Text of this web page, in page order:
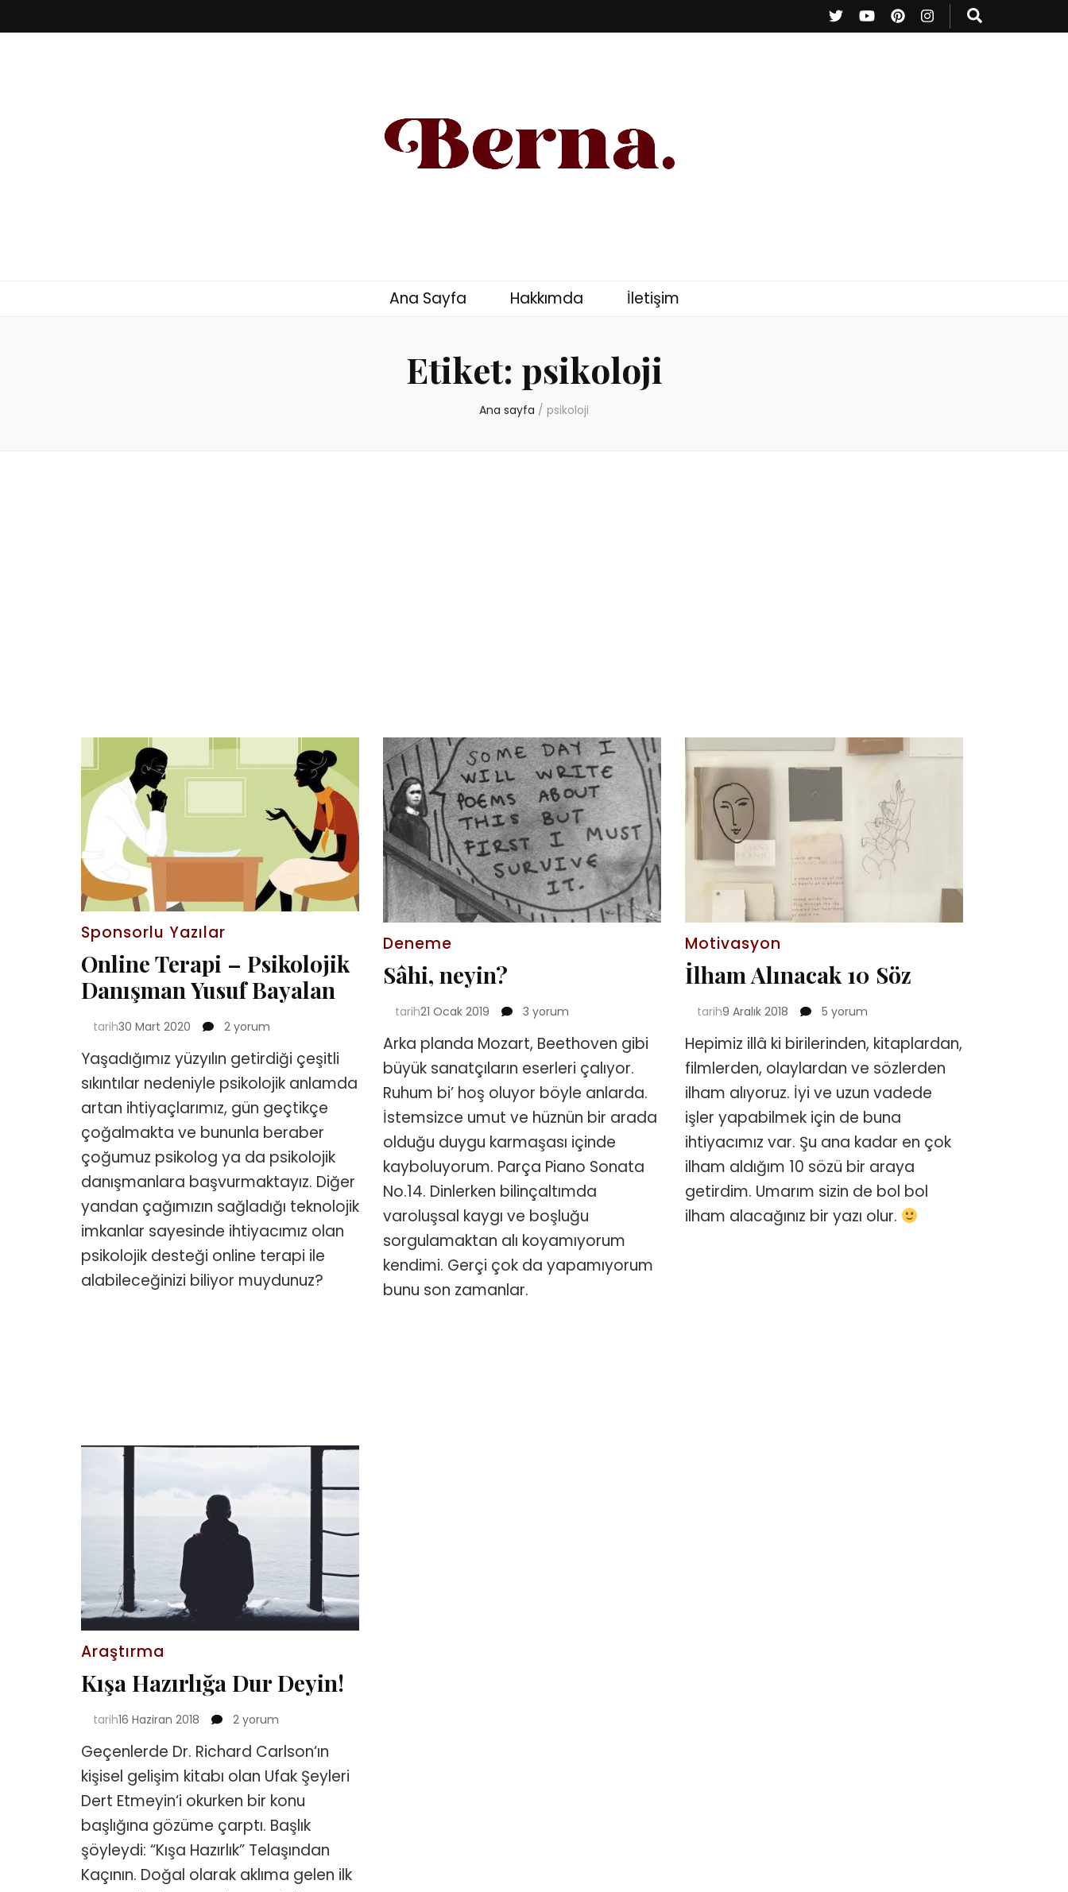
Ana Sayfa Hakkımda İletişim
Etiket: psikoloji
Ana sayfa / psikoloji
Sponsorlu Yazılar
Online Terapi – Psikolojik
Danışman Yusuf Bayalan
tarih30 Mart 2020
Online
–
Psikolojik
Danışman
Yusuf
Bayalan
için
2 yorum
Yaşadığımız yüzyılın getirdiği çeşitli
sıkıntılar nedeniyle psikolojik anlamda
artan ihtiyaçlarımız, gün geçtikçe
çoğalmakta ve bununla beraber
çoğumuz psikolog ya da psikolojik
danışmanlara başvurmaktayız. Diğer
yandan çağımızın sağladığı teknolojik
imkanlar sayesinde ihtiyacımız olan
psikolojik desteği online terapi ile
alabileceğinizi biliyor muydunuz?
Deneme
Sâhi, neyin?
tarih21 Ocak 2019
Sâhi,
için
3 yorum
Arka planda Mozart, Beethoven gibi
büyük sanatçıların eserleri çalıyor.
Ruhum bi’ hoş oluyor böyle anlarda.
İstemsizce umut ve hüznün bir arada
olduğu duygu karmaşası içinde
kayboluyorum. Parça Piano Sonata
No.14. Dinlerken bilinçaltımda
varoluşsal kaygı ve boşluğu
sorgulamaktan alı koyamıyorum
kendimi. Gerçi çok da yapamıyorum
bunu son zamanlar.
Motivasyon
İlham Alınacak 10 Söz
tarih9 Aralık 2018
İlham
10
Söz
için
5 yorum
Hepimiz illâ ki birilerinden, kitaplardan,
filmlerden, olaylardan ve sözlerden
ilham alıyoruz. İyi ve uzun vadede
işler yapabilmek için de buna
ihtiyacımız var. Şu ana kadar en çok
ilham aldığım 10 sözü bir araya
getirdim. Umarım sizin de bol bol
ilham alacağınız bir yazı olur.
Araştırma
Kışa Hazırlığa Dur Deyin!
tarih16 Haziran 2018
Kışa
Dur
Deyin!
için
2 yorum
Geçenlerde Dr. Richard Carlson‘ın
kişisel gelişim kitabı olan Ufak Şeyleri
Dert Etmeyin‘i okurken bir konu
başlığına gözüme çarptı. Başlık
şöyleydi: “Kışa Hazırlık” Telaşından
Kaçının. Doğal olarak aklıma gelen ilk